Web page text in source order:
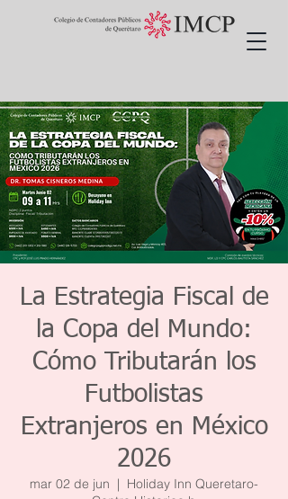
La Estrategia Fiscal de
la Copa del Mundo:
Cómo Tributarán los
Futbolistas
Extranjeros en México
2026
mar 02 de jun
  |
Holiday Inn Queretaro-